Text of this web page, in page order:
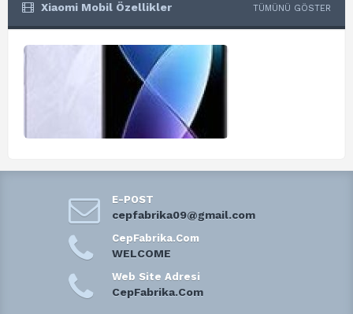
Xiaomi Mobil Özellikler TÜMÜNÜ GÖSTER
E-POST
cepfabrika09@gmail.com
CepFabrika.Com
WELCOME
Web Site Adresi
CepFabrika.Com